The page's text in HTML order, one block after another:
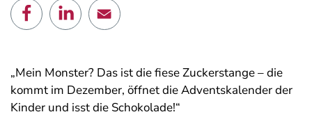
„Mein Monster? Das ist die fiese Zuckerstange – die
kommt im Dezember, öffnet die Adventskalender der
Kinder und isst die Schokolade!“